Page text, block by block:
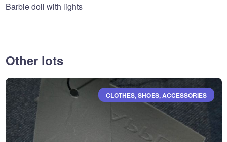
Barbie doll with lights
Other lots
CLOTHES, SHOES, ACCESSORIES